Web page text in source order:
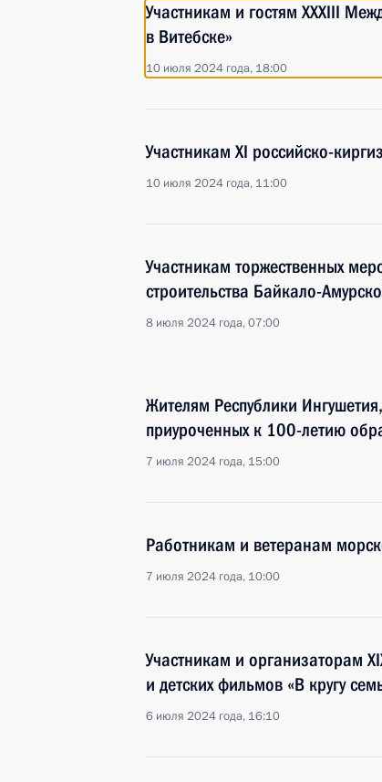
Участникам и гостям ХХХIII
в Витебске»
10 июля 2024 года, 18:00
Участникам XI российско-
10 июля 2024 года, 11:00
Участникам торжественных
строительства Байкало-
8 июля 2024 года, 07:00
Жителям Республики
приуроченных к 100-летию
7 июля 2024 года, 15:00
Работникам и ветеранам
7 июля 2024 года, 10:00
Участникам и организаторам
и детских фильмов «В кругу
6 июля 2024 года, 16:10